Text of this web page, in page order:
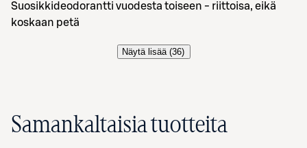
Suosikkideodorantti vuodesta toiseen - riittoisa, eikä
koskaan petä
Näytä lisää (36)
Samankaltaisia tuotteita